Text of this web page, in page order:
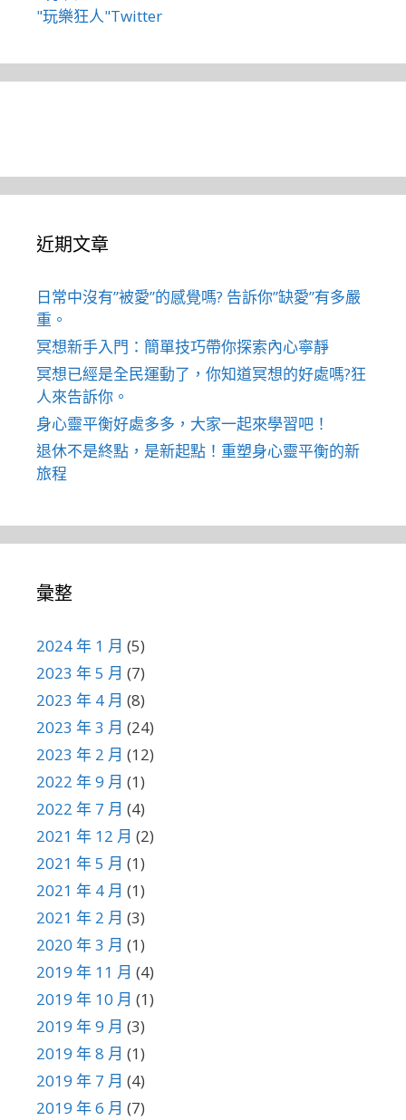
"玩樂狂人"Twitter
近期文章
日常中沒有”被愛”的感覺嗎? 告訴你”缺愛”有多嚴
重。
冥想新手入門：簡單技巧帶你探索內心寧靜
冥想已經是全民運動了，你知道冥想的好處嗎?狂
人來告訴你。
身心靈平衡好處多多，大家一起來學習吧！
退休不是終點，是新起點！重塑身心靈平衡的新
旅程
彙整
2024 年 1 月 (5)
2023 年 5 月 (7)
2023 年 4 月 (8)
2023 年 3 月 (24)
2023 年 2 月 (12)
2022 年 9 月 (1)
2022 年 7 月 (4)
2021 年 12 月 (2)
2021 年 5 月 (1)
2021 年 4 月 (1)
2021 年 2 月 (3)
2020 年 3 月 (1)
2019 年 11 月 (4)
2019 年 10 月 (1)
2019 年 9 月 (3)
2019 年 8 月 (1)
2019 年 7 月 (4)
2019 年 6 月 (7)